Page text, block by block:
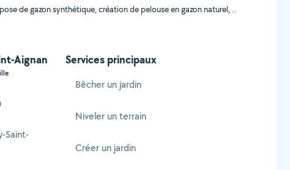
de gazon synthétique, création de pelouse en gazon naturel, ..
Aignan
Saint-
Services principaux
Bêcher un jardin
Niveler un terrain
Créer un jardin